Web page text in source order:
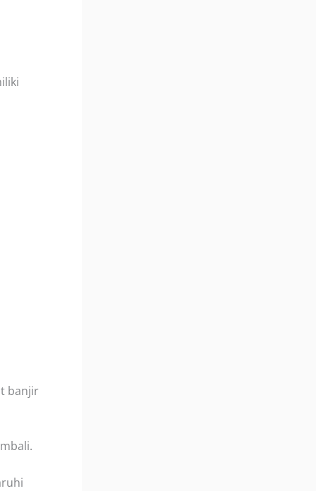
banjir